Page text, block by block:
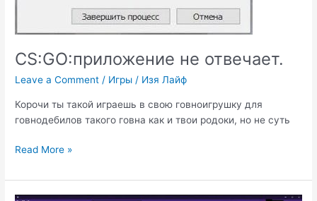
CS:GO:приложение не отвечает.
Leave a Comment / Игры / Изя Лайф
Корочи ты такой играешь в свою говноигрушку для
говнодебилов такого говна как и твои родоки, но не суть
CS:GO:приложение
отвечает.
Read More »